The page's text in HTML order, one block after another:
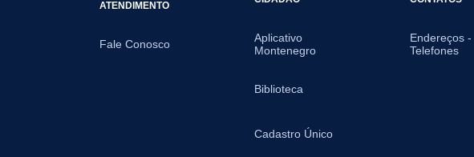
ATENDIMENTO
Fale Conosco
Aplicativo
Montenegro
Biblioteca
Cadastro Único
Endereços -
Telefones